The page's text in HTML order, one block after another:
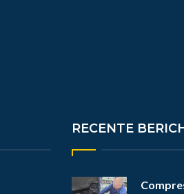
RECENTE